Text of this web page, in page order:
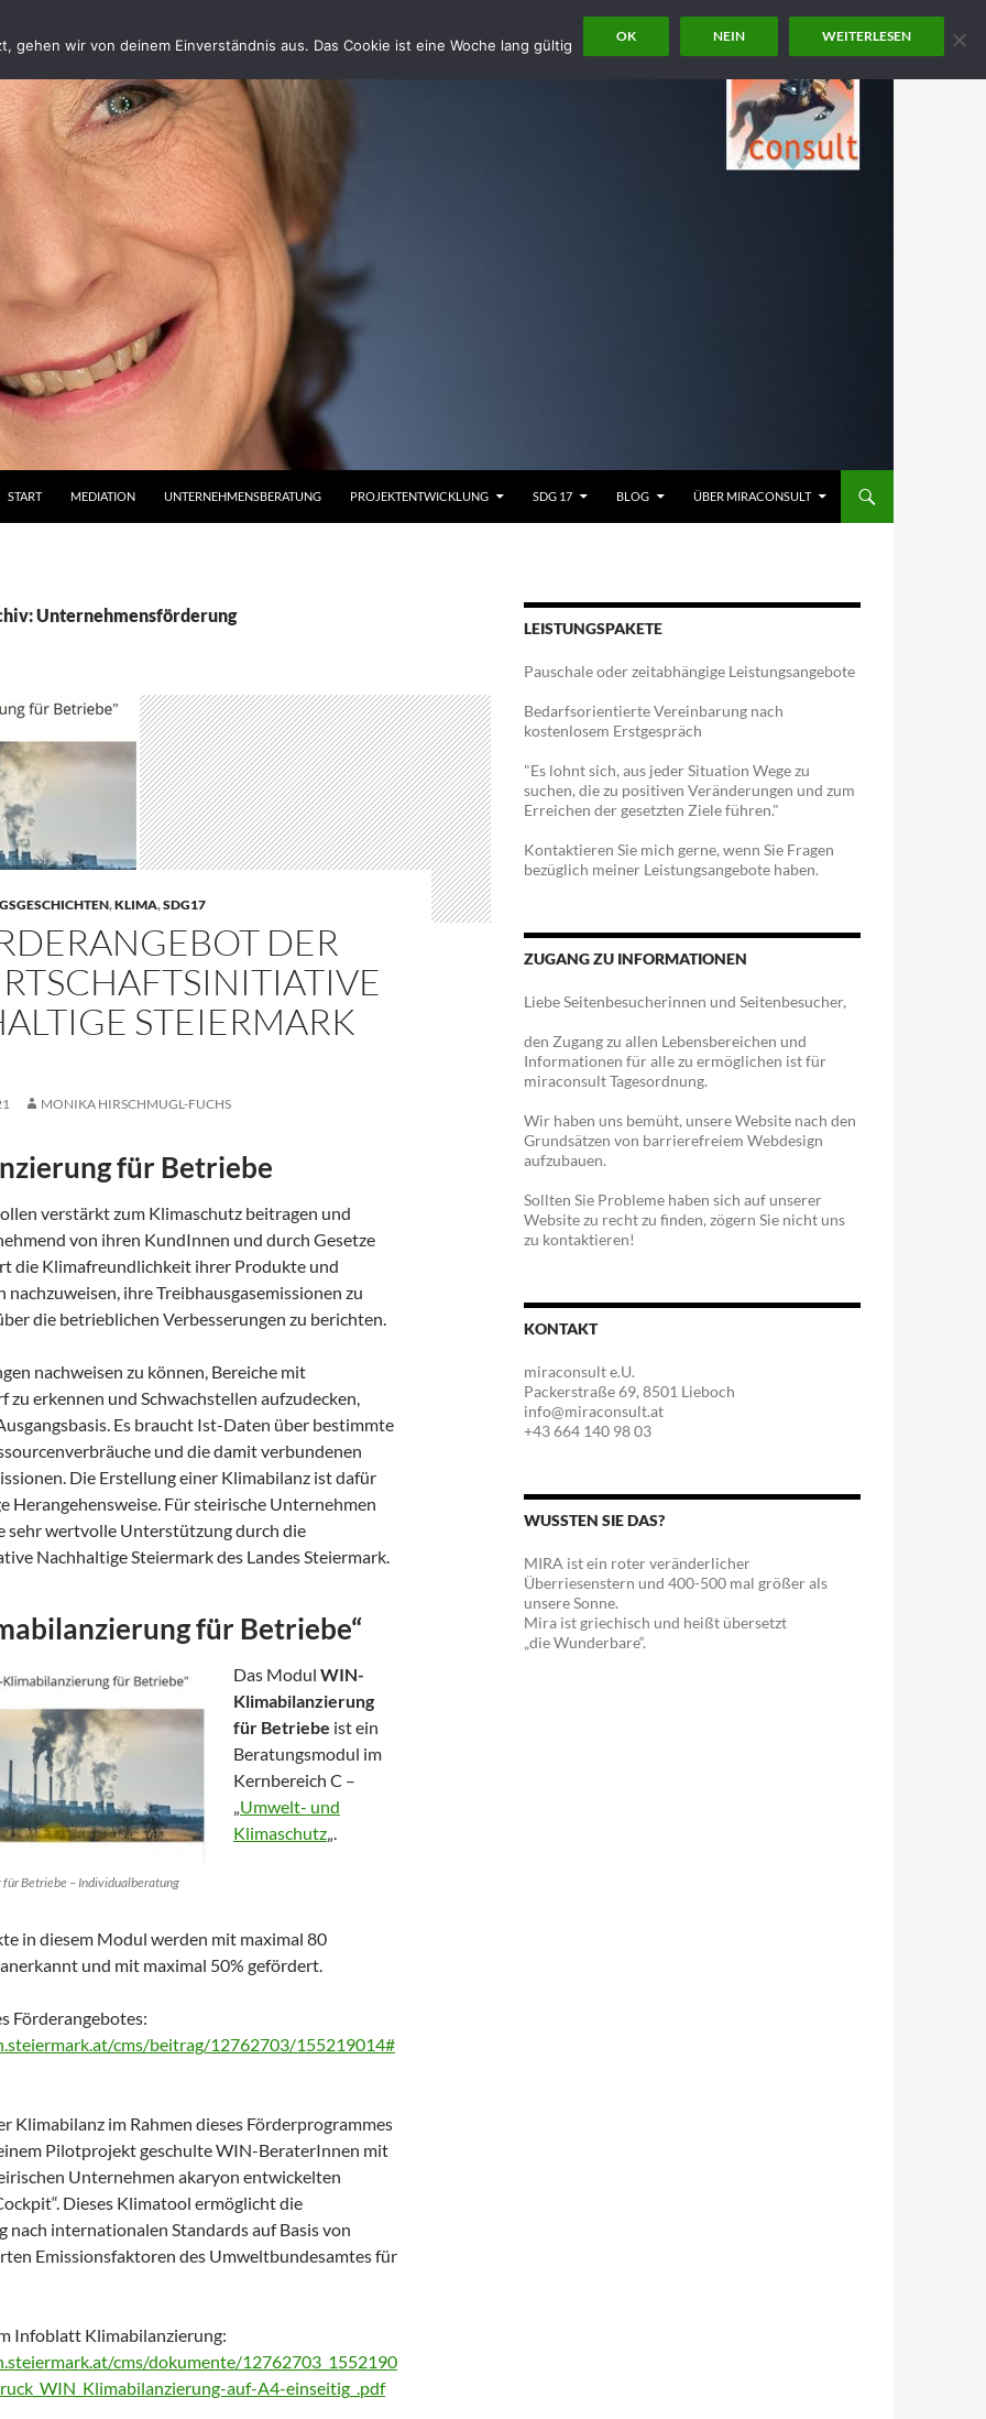
START MEDIATION UNTERNEHMENSBERATUNG PROJEKTENTWICKLUNG SDG 17 BLOG ÜBER MIRACONSULT
Unternehmensförderung
,KLIMA,SDG17
DER
STEIERMARK
MONIKA HIRSCHMUGL-FUCHS
für Betriebe
verstärkt zum Klimaschutz beitragen und
von ihren KundInnen und durch Gesetze
die Klimafreundlichkeit ihrer Produkte und
ihre Treibhausgasemissionen zu
die betrieblichen Verbesserungen zu berichten.
nachweisen zu können, Bereiche mit
zu erkennen und Schwachstellen aufzudecken,
Es braucht Ist-Daten über bestimmte
und die damit verbundenen
Die Erstellung einer Klimabilanz ist dafür
Herangehensweise. Für steirische Unternehmen
sehr wertvolle Unterstützung durch die
Nachhaltige Steiermark des Landes Steiermark.
für Betriebe“
Betriebe – Individualberatung
Das Modul WIN-
Klimabilanzierung
für Betriebe ist ein
Beratungsmodul im
Kernbereich C –
„Umwelt- und
Klimaschutz„.
in diesem Modul werden mit maximal 80
und mit maximal 50% gefördert.
Förderangebotes:
cms/beitrag/12762703/155219014#
Klimabilanz im Rahmen dieses Förderprogrammes
Pilotprojekt geschulte WIN-BeraterInnen mit
Unternehmen akaryon entwickelten
Dieses Klimatool ermöglicht die
nach internationalen Standards auf Basis von
Emissionsfaktoren des Umweltbundesamtes für
Infoblatt Klimabilanzierung:
cms/dokumente/12762703_1552190
auf-A4-einseitig_.pdf
LEISTUNGSPAKETE
Pauschale oder zeitabhängige Leistungsangebote
Bedarfsorientierte Vereinbarung nach
kostenlosem Erstgespräch
"Es lohnt sich, aus jeder Situation Wege zu
suchen, die zu positiven Veränderungen und zum
Erreichen der gesetzten Ziele führen."
Kontaktieren Sie mich gerne, wenn Sie Fragen
bezüglich meiner Leistungsangebote haben.
ZUGANG ZU INFORMATIONEN
Liebe Seitenbesucherinnen und Seitenbesucher,
den Zugang zu allen Lebensbereichen und
Informationen für alle zu ermöglichen ist für
miraconsult Tagesordnung.
Wir haben uns bemüht, unsere Website nach den
Grundsätzen von barrierefreiem Webdesign
aufzubauen.
Sollten Sie Probleme haben sich auf unserer
Website zu recht zu finden, zögern Sie nicht uns
zu kontaktieren!
KONTAKT
miraconsult e.U.
Packerstraße 69, 8501 Lieboch
info@miraconsult.at
+43 664 140 98 03
WUSSTEN SIE DAS?
MIRA ist ein roter veränderlicher
Überriesenstern und 400-500 mal größer als
unsere Sonne.
Mira ist griechisch und heißt übersetzt
„die Wunderbare“.
wir von deinem Einverständnis aus. Das Cookie ist eine Woche lang gültig
OK NEIN WEITERLESEN